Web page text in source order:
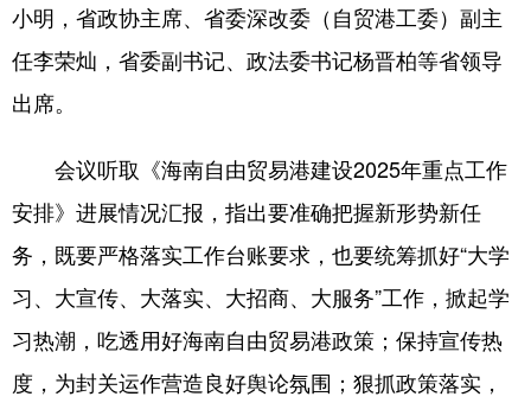
小明，省政协主席、省委深改委（自贸港工委）副主
任李荣灿，省委副书记、政法委书记杨晋柏等省领导
出席。
会议听取《海南自由贸易港建设2025年重点工作
安排》进展情况汇报，指出要准确把握新形势新任
务，既要严格落实工作台账要求，也要统筹抓好“大学
习、大宣传、大落实、大招商、大服务”工作，掀起学
习热潮，吃透用好海南自由贸易港政策；保持宣传热
度，为封关运作营造良好舆论氛围；狠抓政策落实，